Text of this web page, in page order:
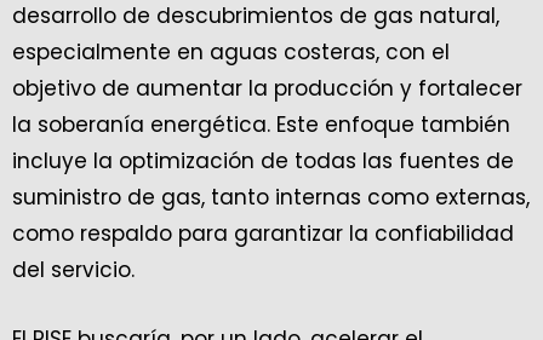
desarrollo de descubrimientos de gas natural,
especialmente en aguas costeras, con el
objetivo de aumentar la producción y fortalecer
la soberanía energética. Este enfoque también
incluye la optimización de todas las fuentes de
suministro de gas, tanto internas como externas,
como respaldo para garantizar la confiabilidad
del servicio.